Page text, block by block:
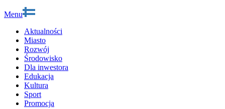
Menu
Aktualności
Miasto
Rozwój
Środowisko
Dla inwestora
Edukacja
Kultura
Sport
Promocja